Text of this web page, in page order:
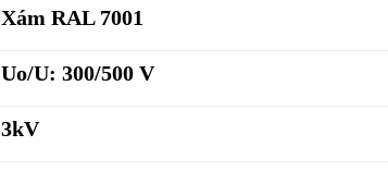
Xám RAL 7001
Uo/U: 300/500 V
3kV